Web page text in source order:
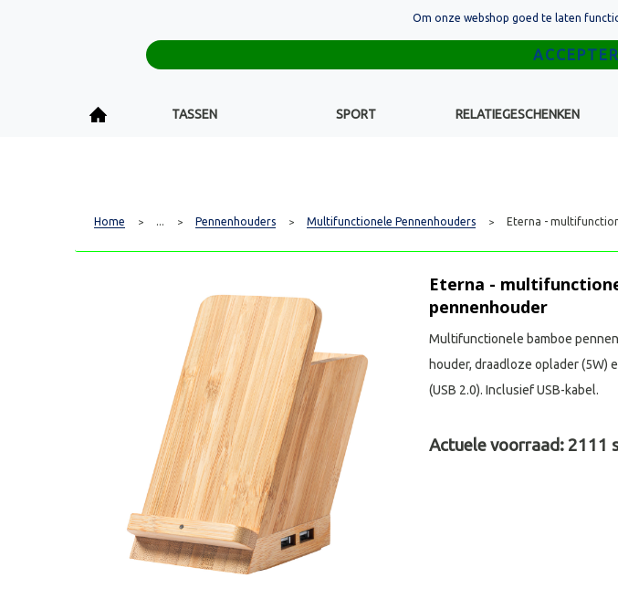
TASSEN SPORT RELATIEGESCHENKEN
Home > ... > Pennenhouders > Multifunctionele Pennenhouders > Eterna -
Eterna -
pennenhouder
Multifunctionele bamboe
houder, draadloze oplader (5W)
(USB 2.0). Inclusief USB-kabel.
Actuele voorraad:2111
Om onze webshop goed te laten